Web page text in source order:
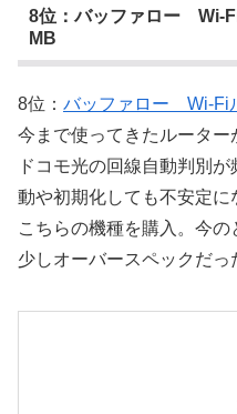
8位：バッファロー Wi-
MB
8位： バッファロー Wi-Fi
今まで使ってきたルーター
ドコモ光の回線自動判別
動や初期化しても不安定
こちらの機種を購入。今の
少しオーバースペックだっ